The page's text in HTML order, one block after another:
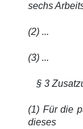
sechs
(2) ...
(3) ...
§ 3
(1) Für die
dieses